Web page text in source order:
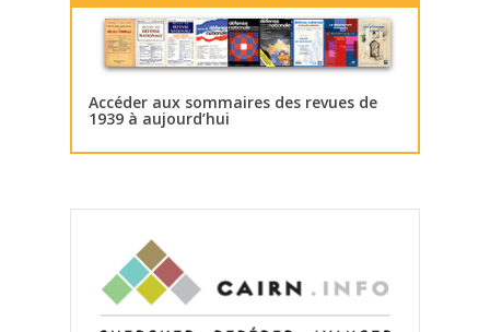
Accéder aux sommaires des revues de
1939 à aujourd’hui